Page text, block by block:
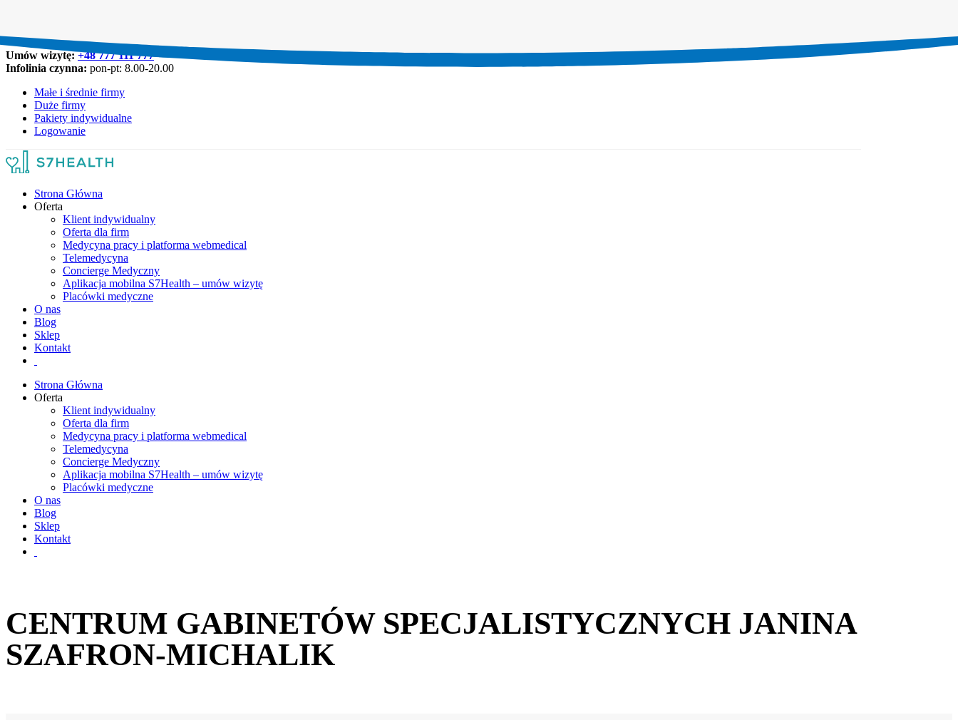
Umów wizytę:+48 777 111 777
Infolinia czynna: pon-pt: 8.00-20.00
Małe i średnie firmy
Duże firmy
Pakiety indywidualne
Logowanie
Strona Główna
Oferta
Klient indywidualny
Oferta dla firm
Medycyna pracy i platforma webmedical
Telemedycyna
Concierge Medyczny
Aplikacja mobilna S7Health – umów wizytę
Placówki medyczne
O nas
Blog
Sklep
Kontakt
Strona Główna
Oferta
Klient indywidualny
Oferta dla firm
Medycyna pracy i platforma webmedical
Telemedycyna
Concierge Medyczny
Aplikacja mobilna S7Health – umów wizytę
Placówki medyczne
O nas
Blog
Sklep
Kontakt
CENTRUM GABINETÓW SPECJALISTYCZNYCH JANINA
SZAFRON-MICHALIK